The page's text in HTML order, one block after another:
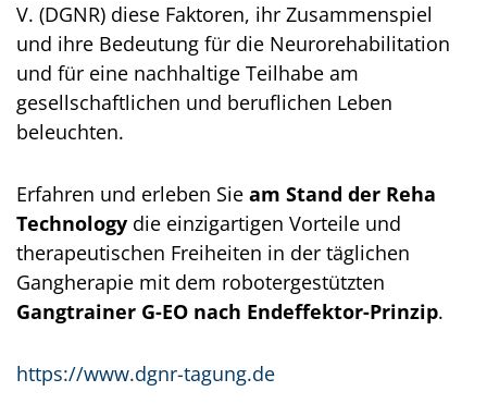
V. (DGNR) diese Faktoren, ihr Zusammenspiel
und ihre Bedeutung für die Neurorehabilitation
und für eine nachhaltige Teilhabe am
gesellschaftlichen und beruflichen Leben
beleuchten.
Erfahren und erleben Sie am Stand der Reha
Technology die einzigartigen Vorteile und
therapeutischen Freiheiten in der täglichen
Gangherapie mit dem robotergestützten
Gangtrainer G-EO nach Endeffektor-Prinzip.
https://www.dgnr-tagung.de